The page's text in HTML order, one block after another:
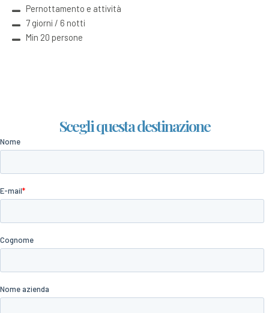
Pernottamento e attività
7 giorni / 6 notti
Min 20 persone
Scegli questa destinazione